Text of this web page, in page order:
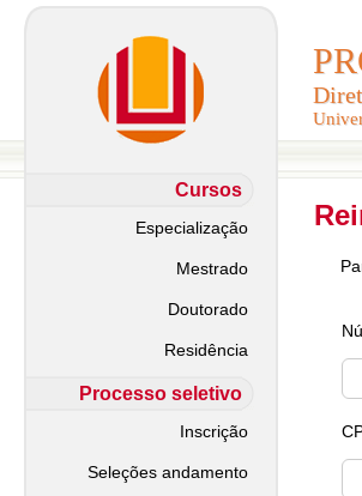
Cursos
Especialização
Mestrado
Doutorado
Residência
Processo seletivo
Inscrição
Seleções andamento